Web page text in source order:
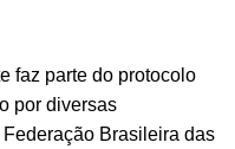
faz parte do protocolo
por diversas
Brasileira das